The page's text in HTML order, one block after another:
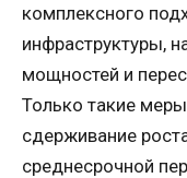
комплексного
инфраструктуры,
мощностей и
Только такие
сдерживание
среднесрочной